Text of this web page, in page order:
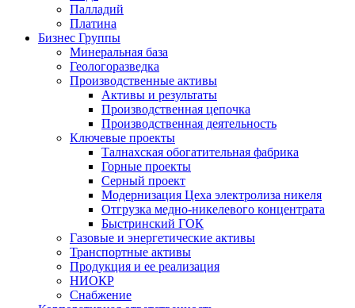
Палладий
Платина
Бизнес Группы
Минеральная база
Геологоразведка
Производственные активы
Активы и результаты
Производственная цепочка
Производственная деятельность
Ключевые проекты
Талнахская обогатительная фабрика
Горные проекты
Серный проект
Модернизация Цеха электролиза никеля
Отгрузка медно-никелевого концентрата
Быстринский ГОК
Газовые и энергетические активы
Транспортные активы
Продукция и ее реализация
НИОКР
Снабжение